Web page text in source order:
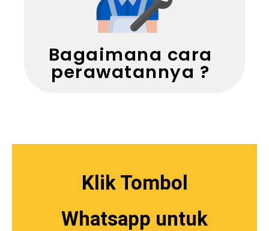
Bagaimana cara
perawatannya ?
Klik Tombol
Whatsapp untuk